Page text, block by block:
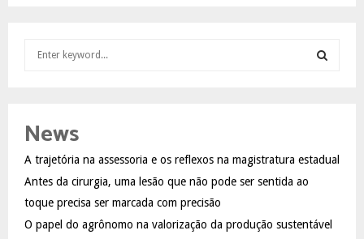
h
o
r
:
A
C
News
A trajetória na assessoria e os reflexos na magistratura estadual
Antes da cirurgia, uma lesão que não pode ser sentida ao
toque precisa ser marcada com precisão
O papel do agrônomo na valorização da produção sustentável